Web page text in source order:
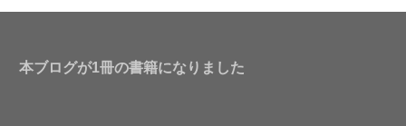
本ブログが1冊の書籍になりました